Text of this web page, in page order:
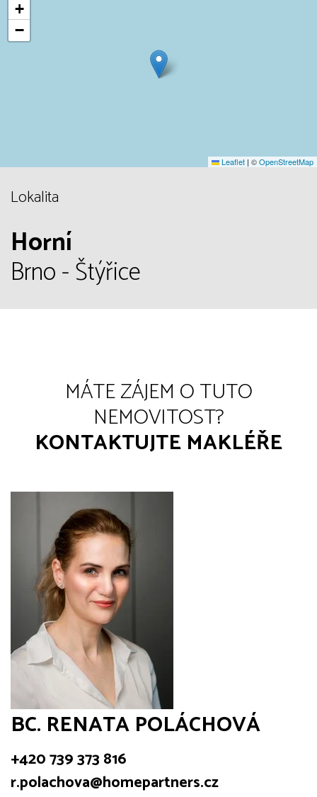
+
−
Leaflet | ©OpenStreetMap
Lokalita
Horní
Brno - Štýřice
MÁTE ZÁJEM O TUTO
NEMOVITOST?
KONTAKTUJTE MAKLÉŘE
BC. RENATA POLÁCHOVÁ
+420 739 373 816
r.polachova@homepartners.cz